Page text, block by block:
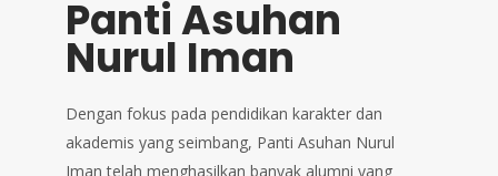
Panti Asuhan
Nurul Iman
Dengan fokus pada pendidikan karakter dan
akademis yang seimbang, Panti Asuhan Nurul
Iman telah menghasilkan banyak alumni yang